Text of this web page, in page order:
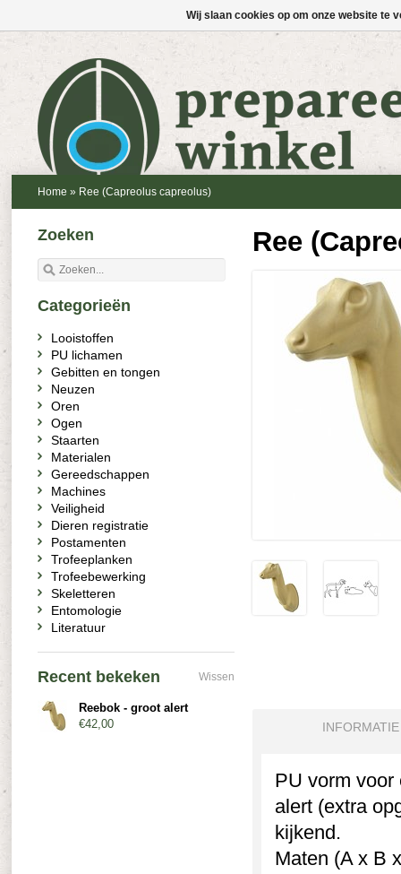
Home » Ree (Capreolus capreolus)
Ree
INFORMATIE
PU vorm voor
alert (extra
kijkend.
Maten (A x B
Zoeken
Categorieën
Looistoffen
PU lichamen
Gebitten en tongen
Neuzen
Oren
Ogen
Staarten
Materialen
Gereedschappen
Machines
Veiligheid
Dieren registratie
Postamenten
Trofeeplanken
Trofeebewerking
Skeletteren
Entomologie
Literatuur
Recent bekeken Wissen
Reebok - groot alert
€42,00
Wij slaan cookies op om onze website te